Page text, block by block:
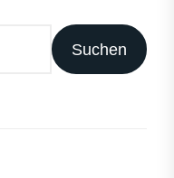
Suchen